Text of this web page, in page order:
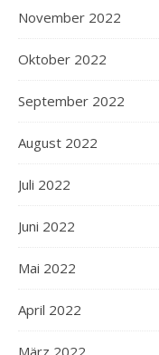
November 2022
Oktober 2022
September 2022
August 2022
Juli 2022
Juni 2022
Mai 2022
April 2022
März 2022